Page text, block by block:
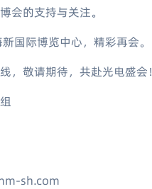
会的支持与关注。
国际博览中心，精彩再会。
，敬请期待，共赴光电盛会！
sh.com